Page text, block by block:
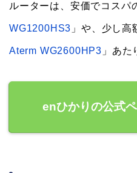
ルーターは、安価でコスパ
WG1200HS3 」や、少し高
Aterm WG2600HP3 」あた
enひかりの公式